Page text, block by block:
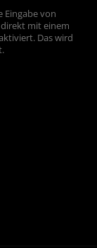
Eingabe von
mit einem
Das wird